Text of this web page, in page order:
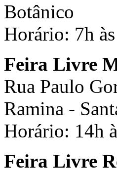
Botânico
Horário: 7h
Feira Livre
Rua Paulo
Ramina -
Horário: 14h
Feira Livre